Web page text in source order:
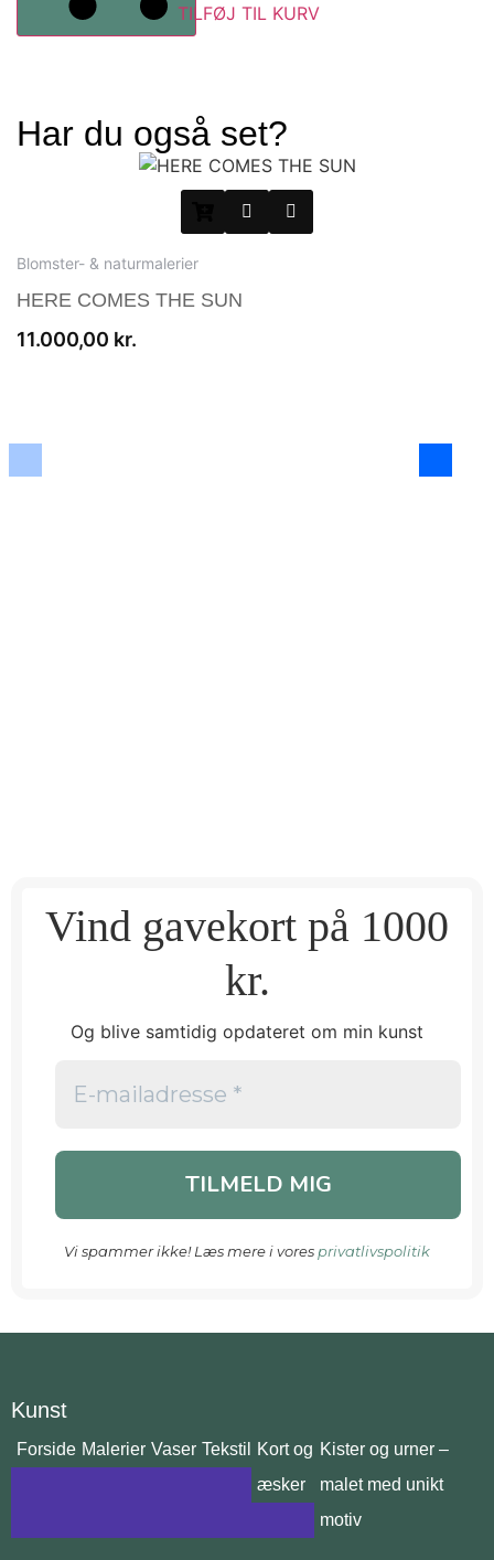
TILFØJ TIL KURV
Har du også set?
Blomster- & naturmalerier
HERE COMES THE SUN
11.000,00 kr.
Vind gavekort på 1000
kr.
Og blive samtidig opdateret om min kunst
Vi spammer ikke! Læs mere i vores privatlivspolitik
Kunst
Forside Malerier Vaser Tekstil
Kort og
æsker
Kister og urner –
malet med unikt
motiv